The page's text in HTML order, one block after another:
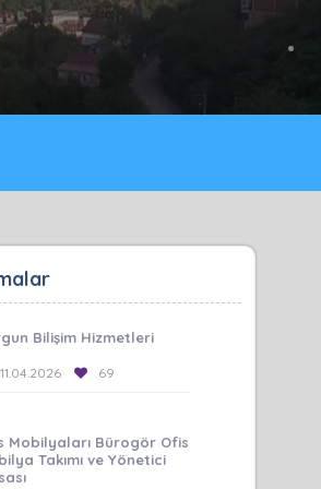
Bilişim Hizmetleri
11.04.2026 69
Mobilyaları Bürogör Ofis
Takımı ve Yönetici